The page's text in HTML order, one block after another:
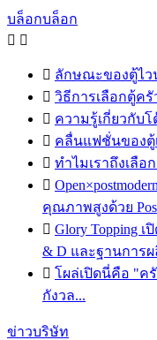
บล็อกบล็อก
 
 ลักษณะของตู้ไ
 วิธีการเลือกตู้ครั
 ความรู้เกี่ยวกับ
 คลื่นแฟชั่นของตู้
 ทำไมเราถึงเลื

คุณภาพสูงด้วย
 Glory Topping เ
& D และฐานการ
 โผล่เปิดนี่คือ "ค
กังวล...
ข่าวบริษัท